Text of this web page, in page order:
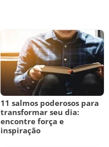
11 salmos poderosos para
transformar seu dia:
encontre força e
inspiração